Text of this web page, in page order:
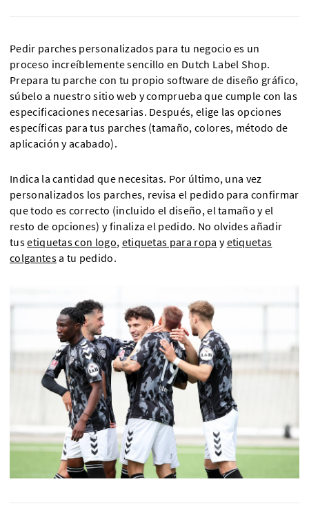
Pedir parches personalizados para tu negocio es un
proceso increíblemente sencillo en Dutch Label Shop.
Prepara tu parche con tu propio software de diseño gráfico,
súbelo a nuestro sitio web y comprueba que cumple con las
especificaciones necesarias. Después, elige las opciones
específicas para tus parches (tamaño, colores, método de
aplicación y acabado).
Indica la cantidad que necesitas. Por último, una vez
personalizados los parches, revisa el pedido para confirmar
que todo es correcto (incluido el diseño, el tamaño y el
resto de opciones) y finaliza el pedido. No olvides añadir
tusetiquetas con logo, etiquetas para ropa yetiquetas
colgantesa tu pedido.